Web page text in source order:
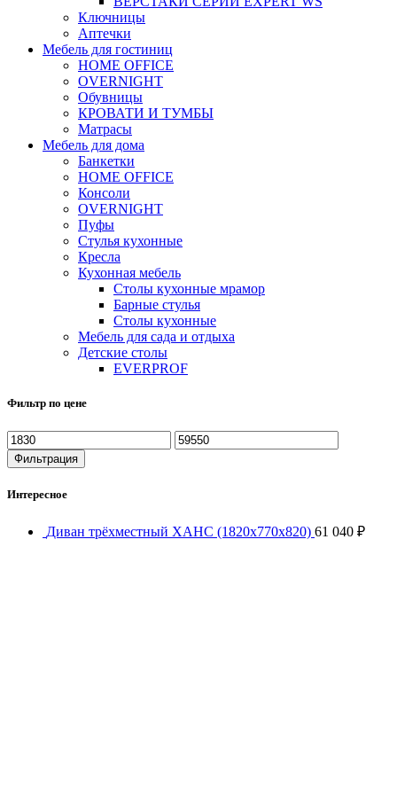
Ключницы
Аптечки
Мебель для гостиниц
HOME OFFICE
OVERNIGHT
Обувницы
КРОВАТИ И ТУМБЫ
Матрасы
Мебель для дома
Банкетки
HOME OFFICE
Консоли
OVERNIGHT
Пуфы
Стулья кухонные
Кресла
Кухонная мебель
Столы кухонные мрамор
Барные стулья
Столы кухонные
Мебель для сада и отдыха
Детские столы
EVERPROF
Фильтр по цене
Минимальная
цена
Максимальная
цена
Фильтрация
Интересное
Диван трёхместный ХАНС (1820х770х820) 61 040 ₽